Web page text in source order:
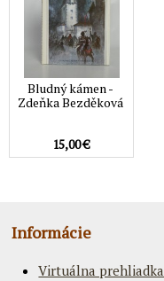
Bludný kámen -
Zdeňka Bezděková
15,00 €
Informácie
Virtuálna prehliadka